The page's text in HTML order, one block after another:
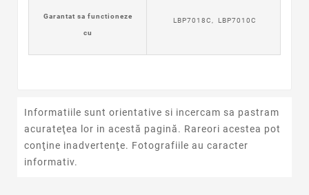
Garantat sa functioneze
cu
LBP7018C, LBP7010C
Informatiile sunt orientative si incercam sa pastram
acurateţea lor in acestă pagină. Rareori acestea pot
conţine inadvertenţe. Fotografiile au caracter
informativ.